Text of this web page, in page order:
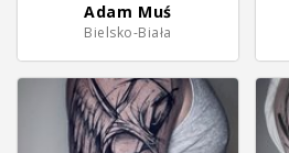
Adam Muś
Bielsko-Biała